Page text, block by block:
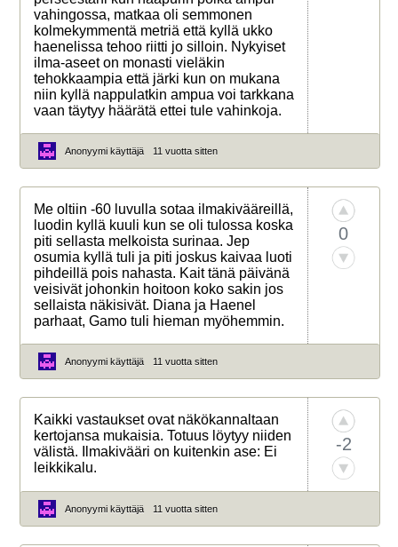
vahingossa, matkaa oli semmonen
kolmekymmentä metriä että kyllä ukko
haenelissa tehoo riitti jo silloin. Nykyiset
ilma-aseet on monasti vieläkin
tehokkaampia että järki kun on mukana
niin kyllä nappulatkin ampua voi tarkkana
vaan täytyy häärätä ettei tule vahinkoja.
Anonyymi käyttäjä 11 vuotta sitten
Me oltiin -60 luvulla sotaa ilmakivääreillä,
luodin kyllä kuuli kun se oli tulossa koska
piti sellasta melkoista surinaa. Jep
osumia kyllä tuli ja piti joskus kaivaa luoti
pihdeillä pois nahasta. Kait tänä päivänä
veisivät johonkin hoitoon koko sakin jos
sellaista näkisivät. Diana ja Haenel
parhaat, Gamo tuli hieman myöhemmin.
0
Anonyymi käyttäjä 11 vuotta sitten
Kaikki vastaukset ovat näkökannaltaan
kertojansa mukaisia. Totuus löytyy niiden
välistä. Ilmakivääri on kuitenkin ase: Ei
leikkikalu.
-2
Anonyymi käyttäjä 11 vuotta sitten